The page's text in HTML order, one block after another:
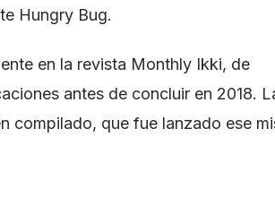
Hungry Bug.
en la revista Monthly Ikki, de
antes de concluir en 2018.
compilado, que fue lanzado ese